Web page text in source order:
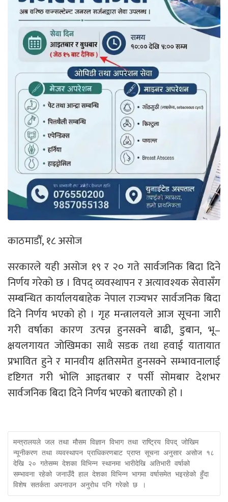
काठमाडौँ, १८ असोज
सरकारले यही असोज १९ र २० गते सार्वजनिक बिदा दिने
निर्णय गरेको छ । विपद् व्यवस्थापन र अत्यावश्यक सेवासँग
सम्बन्धित कार्यालयबाहेक नेपाल राज्यभर सार्वजनिक बिदा
दिने निर्णय भएको हो । गृह मन्त्रालयले आज सूचना जारी
गरी वर्षाका कारण उत्पन्न हुनसक्ने बाढी, डुबान, भू–
क्षयलगायत जोखिमका साथै सडक तथा हवाई यातायात
प्रभावित हुने र मानवीय क्षतिसमेत हुनसक्ने सम्भावनालाई
दृष्टिगत गरी भोलि आइतबार र पर्सी सोमबार देशभर
सार्वजनिक बिदा दिने निर्णय भएको बताएको हो ।
मन्त्रालयले जल तथा मौसम विज्ञान विभाग तथा राष्ट्रिय विपद् जोखिम
न्यूनीकरण तथा व्यवस्थापन प्राधिकरणबाट प्राप्त सूचना अनुसार असोज १८
देखि २० गतेसम्म देशका विभिन्न स्थानमा भारीदेखि अतिभारी वर्षाको
सम्भावना रहेको जनाउँदै हाल देशका विभिन्न भागमा वर्षासमेत भइरहेको हुँदा
विशेष सतर्कता अपनाउन अनुरोध पनि गरेको छ ।